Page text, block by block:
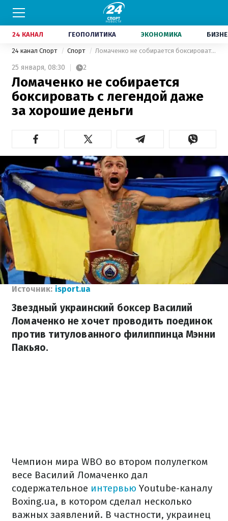
24 КАНАЛ ГЕОПОЛИТИКА ЭКОНОМИКА
24 канал Спорт Спорт Ломаченко не собирается боксировать с легендой даже за хорошие деньги
25 января, 08:30 2
Ломаченко не собирается
боксировать с легендой даже
за хорошие деньги
Источник: isport.ua
Звездный украинский боксер Василий
Ломаченко не хочет проводить поединок
против титулованного филиппинца Мэнни
Пакьяо.
Чемпион мира WBO во втором полулегком
весе Василий Ломаченко дал
содержательное интервью Youtube-каналу
Boxing.ua, в котором сделал несколько
важных заявлений. В частности, украинец